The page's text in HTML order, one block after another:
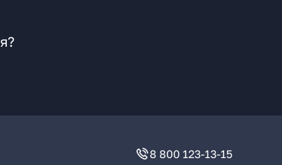
8 800 123-13-15